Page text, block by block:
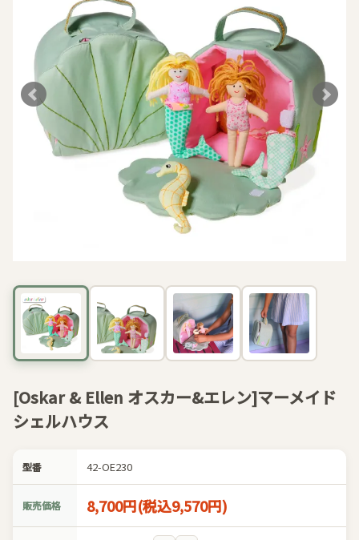
[Oskar & Ellen オスカー&エレン]マーメイド
シェルハウス
型番 42-OE230
販売価格 8,700円(税込9,570円)